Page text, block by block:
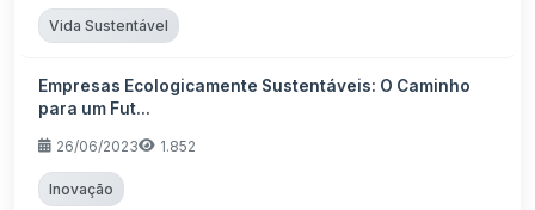
Vida Sustentável
Empresas Ecologicamente Sustentáveis: O Caminho
para um Fut...
26/06/2023 1.852
Inovação